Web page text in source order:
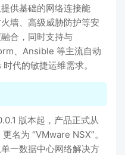
供基础的网络连接能
墙、高级威胁防护等安
合，同时支持与
、Ansible 等主流自动
代的敏捷运维需求。
版本起，产品正式从
名为 “VMware NSX”。
一数据中心网络解决方